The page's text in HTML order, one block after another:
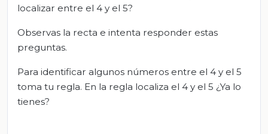
localizar entre el 4 y el 5?
Observas la recta e intenta responder estas
preguntas.
Para identificar algunos números entre el 4 y el 5
toma tu regla. En la regla localiza el 4 y el 5 ¿Ya lo
tienes?